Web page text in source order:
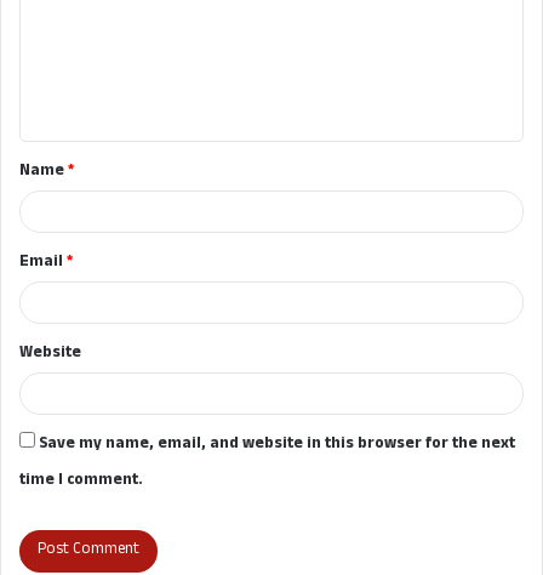
t
*Name*
Email*
Website
Save my name, email, and website in this browser for the next
time I comment.